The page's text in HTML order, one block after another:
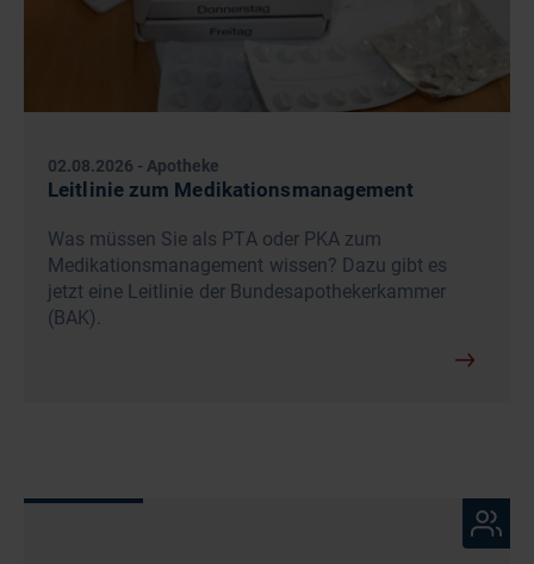
02.08.2026 - Apotheke
Leitlinie zum Medikationsmanagement
Was müssen Sie als PTA oder PKA zum
Medikationsmanagement wissen? Dazu gibt es
jetzt eine Leitlinie der Bundesapothekerkammer
(BAK).